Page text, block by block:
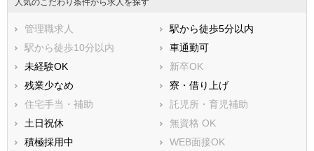
中郡大磯町
足柄上郡中井町
足柄上郡大井町
足柄上郡松田町
足柄上郡山北町
足柄上郡開成町
足柄下郡箱根町
足柄下郡真鶴町
足柄下郡湯河原町
愛甲郡愛川町
愛甲郡清川村
人気のこだわり条件から求人を探す
管理職求人
駅から徒歩5分以内
駅から徒歩10分以内
車通勤可
未経験OK
新卒OK
残業少なめ
寮・借り上げ
住宅手当・補助
託児所・育児補助
土日祝休
無資格 OK
積極採用中
WEB面接OK